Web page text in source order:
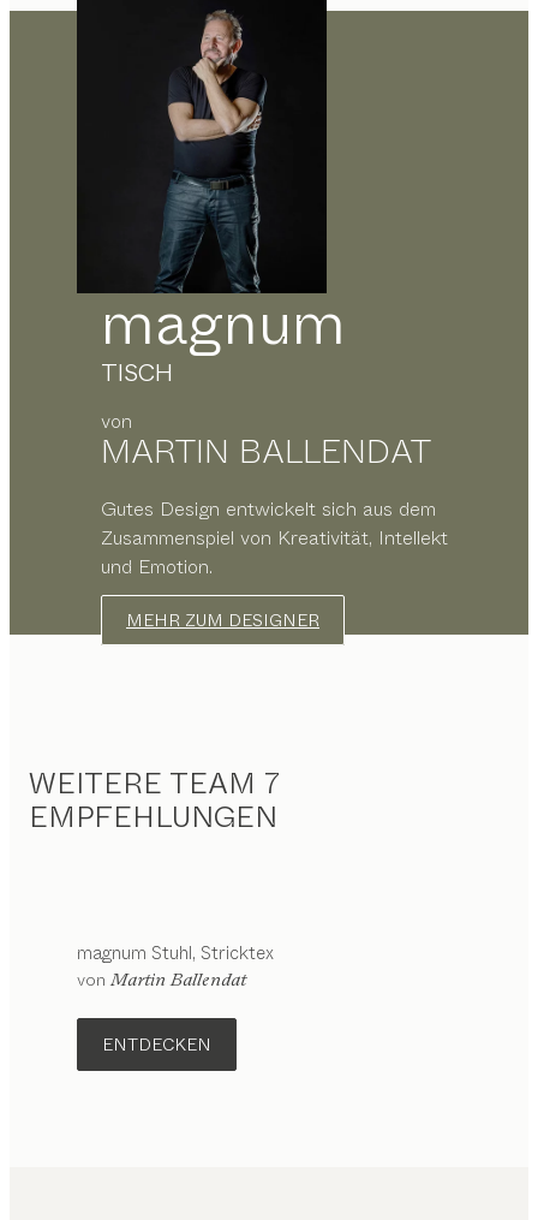
magnum
TISCH
von
MARTIN BALLENDAT
Gutes Design entwickelt sich aus dem
Zusammenspiel von Kreativität, Intellekt
und Emotion.
MEHR ZUM DESIGNER
WEITERE TEAM 7
EMPFEHLUNGEN
Konfigurierbar
magnum Stuhl Stricktex
von Martin Ballendat
ENTDECKEN